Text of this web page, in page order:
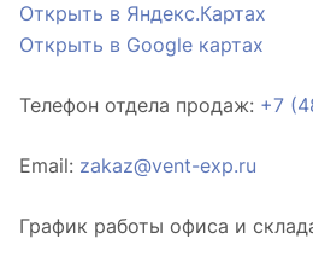
Открыть в Яндекс.Картах
Открыть в Google картах
Телефон отдела продаж: +7
Email: zakaz@vent-exp.ru
График работы офиса и